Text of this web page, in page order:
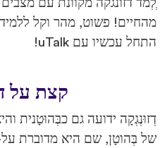
ְלְמד דזונגקה מקוונת עם
מהחיים! פשוט, מהר וקל
התחל עכשיו עם uTalk!
קצת על
דְזוּנְגְקָה ידועה גם כבְּהוּטָנית